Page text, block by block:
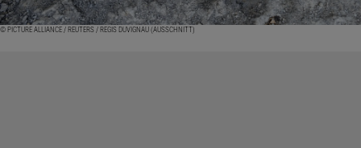
© PICTURE ALLIANCE / REUTERS / REGIS DUVIGNAU (AUSSCHNITT)